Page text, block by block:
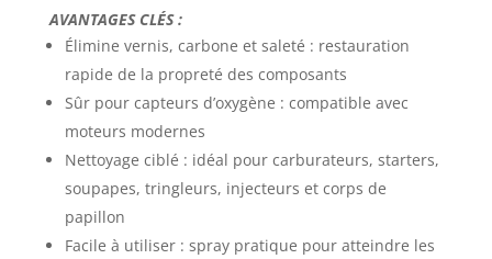
AVANTAGES CLÉS :
Élimine vernis, carbone et saleté : restauration
rapide de la propreté des composants
Sûr pour capteurs d’oxygène : compatible avec
moteurs modernes
Nettoyage ciblé : idéal pour carburateurs, starters,
soupapes, tringleurs, injecteurs et corps de
papillon
Facile à utiliser : spray pratique pour atteindre les